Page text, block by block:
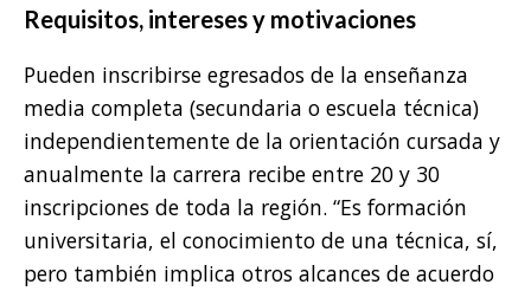
Requisitos, intereses y motivaciones
Pueden inscribirse egresados de la enseñanza
media completa (secundaria o escuela técnica)
independientemente de la orientación cursada y
anualmente la carrera recibe entre 20 y 30
inscripciones de toda la región. “Es formación
universitaria, el conocimiento de una técnica, sí,
pero también implica otros alcances de acuerdo